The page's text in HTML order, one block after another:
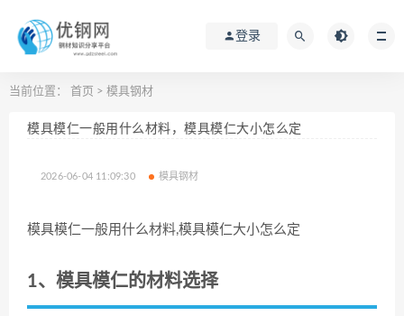
登录
当前位置： 首页 > 模具钢材
模具模仁一般用什么材料，模具模仁大小怎么定
2026-06-04 11:09:30 模具钢材
模具模仁一般用什么材料,模具模仁大小怎么定
1、模具模仁的材料选择